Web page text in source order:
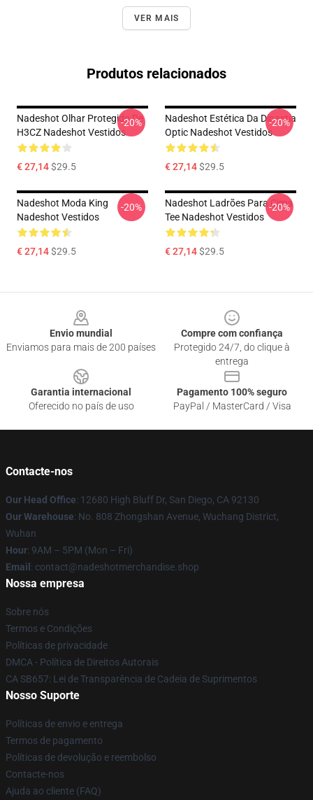
VER MAIS
Produtos relacionados
Nadeshot Olhar Protegido De
H3CZ Nadeshot Vestidos
€ 27,14$29.5
-20%
Nadeshot Estética Da Dinastia
Optic Nadeshot Vestidos
€ 27,14$29.5
-20%
Nadeshot Moda King
Nadeshot Vestidos
€ 27,14$29.5
-20%
Nadeshot Ladrões Para Cima
Tee Nadeshot Vestidos
€ 27,14$29.5
-20%
Envio mundial
Enviamos para mais de 200 países
Compre com confiança
Protegido 24/7, do clique à
entrega
Garantia internacional
Oferecido no país de uso
Pagamento 100% seguro
PayPal / MasterCard / Visa
Contacte-nos
Our Head Office: 12680 High Bluff Dr, San Diego, CA 92130
Our Warehouse: No. 808 Zhongshan Avenue, Wuchang District,
Wuhan
Hour: 9AM – 5PM (Mon – Fri)
Email : contact@nadeshotmerchandise.shop
Nossa empresa
Sobre nós
Termos e Condições
Políticas de privacidade
DMCA - Política de Direitos Autorais
CA SB657: Lei de Transparência de Cadeia de Suprimentos
Nosso Suporte
Políticas de envio e entrega
Termos de pagamento
Políticas de devolução e reembolso
Contacte-nos
Ajuda ao cliente (FAQ)